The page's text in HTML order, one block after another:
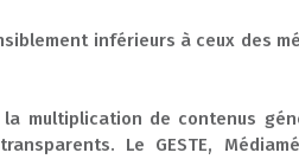
inférieurs à ceux des
multiplication de contenus
Le GESTE,